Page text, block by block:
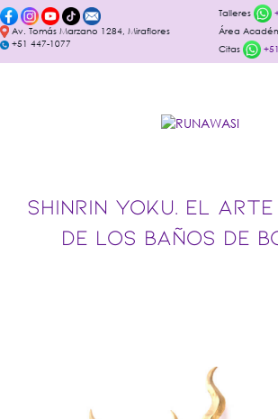
Av. Tomás Marzano 1284, Miraflores
+51 447-1077
Talleres
Área
Citas
SHINRIN YOKU. EL
DE LOS BAÑOS DE